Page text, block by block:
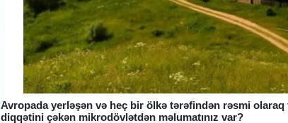
Avropada yerləşən və heç bir ölkə tərəfindən rəsmi olaraq
diqqətini çəkən mikrodövlətdən məlumatınız var?